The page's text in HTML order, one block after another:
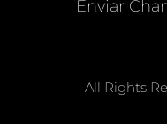
Enviar
All Rights